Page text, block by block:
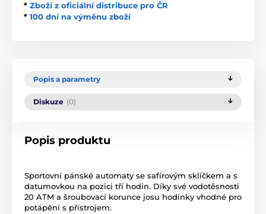
* Zboží z oficiální distribuce pro ČR
* 100 dní na výměnu zboží
Popis a parametry
Diskuze (0)
Popis produktu
Sportovní pánské automaty se safírovým sklíčkem a s
datumovkou na pozici tří hodin. Díky své vodotěsnosti
20 ATM a šroubovací korunce josu hodinky vhodné pro
potápění s přístrojem.